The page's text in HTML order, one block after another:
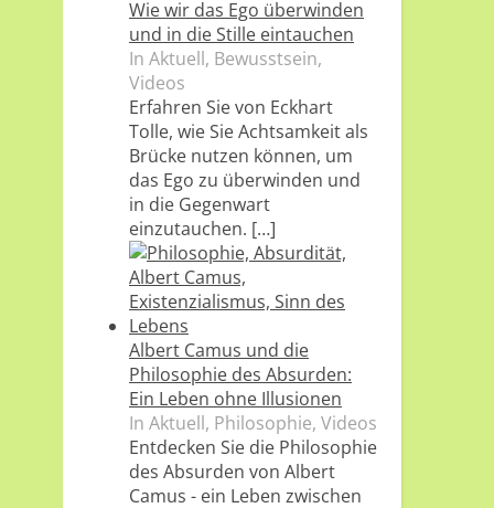
Wie wir das Ego überwinden
und in die Stille eintauchen
In Aktuell, Bewusstsein,
Videos
Erfahren Sie von Eckhart
Tolle, wie Sie Achtsamkeit als
Brücke nutzen können, um
das Ego zu überwinden und
in die Gegenwart
einzutauchen. […]
Albert Camus und die
Philosophie des Absurden:
Ein Leben ohne Illusionen
In Aktuell, Philosophie, Videos
Entdecken Sie die Philosophie
des Absurden von Albert
Camus - ein Leben zwischen